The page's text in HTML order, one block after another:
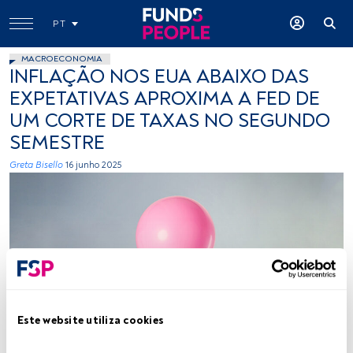
Este website utiliza cookies
PT
MACROECONOMIA
INFLAÇÃO NOS EUA ABAIXO DAS
EXPETATIVAS APROXIMA A FED DE
UM CORTE DE TAXAS NO SEGUNDO
SEMESTRE
Greta Bisello 16 junho 2025